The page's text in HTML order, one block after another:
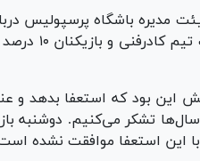
مدیره باشگاه پرسپولیس
باتوجه
این بود که استعفا بدهد و
تشکر می‌کنیم. دوشنبه
با این استعفا موافقت نشده